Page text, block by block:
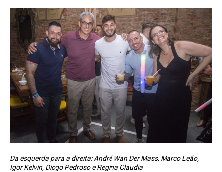
Da esquerda para a direita: André Wan Der Mass, Marco Leão,
Igor Kelvin, Diogo Pedroso e Regina Claudia